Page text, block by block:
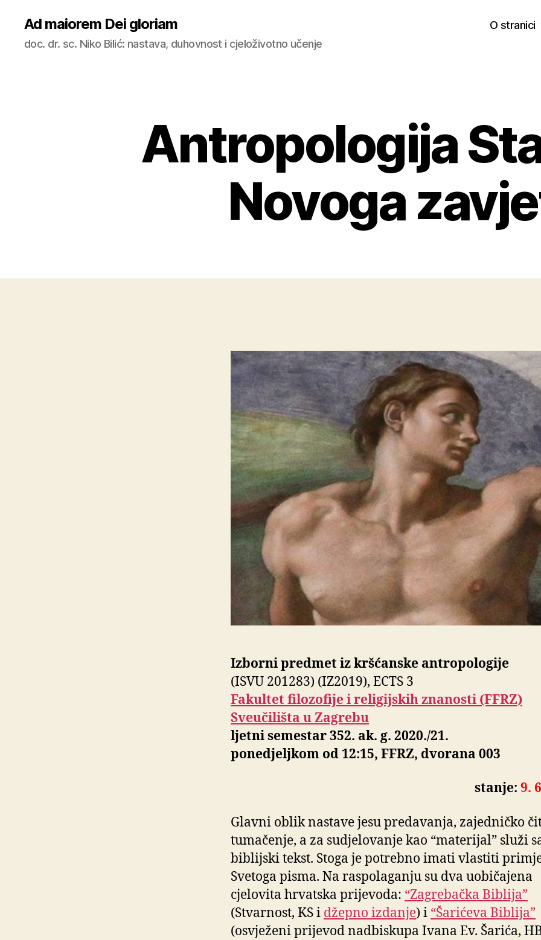
Ad maiorem Dei gloriam
doc. dr. sc. Niko Bilić: nastava, duhovnost i cjeloživotno učenje
O stranici
Antropologija
Novoga
Izborni predmet iz kršćanske antropologije
(ISVU 201283) (IZ2019), ECTS 3
Fakultet filozofije i religijskih znanosti (FFRZ)
Sveučilišta u Zagrebu
ljetni semestar 352. ak. g. 2020./21.
ponedjeljkom od 12:15, FFRZ, dvorana 003
stanje: 9.
Glavni oblik nastave jesu predavanja, zajedničko
tumačenje, a za sudjelovanje kao “materijal” služi
biblijski tekst. Stoga je potrebno imati vlastiti
Svetoga pisma. Na raspolaganju su dva uobičajena
cjelovita hrvatska prijevoda: “Zagrebačka Biblija”
(Stvarnost, KS i džepno izdanje) i “Šarićeva Biblija”
(osvježeni prijevod nadbiskupa Ivana Ev. Šarića,